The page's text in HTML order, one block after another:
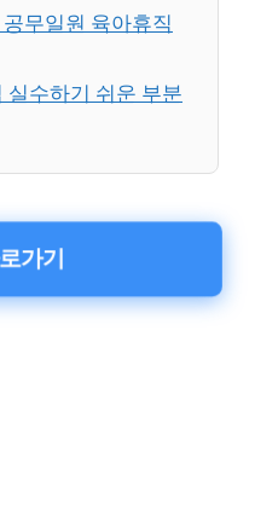
무일원 육아휴직
실수하기 쉬운 부분
가기